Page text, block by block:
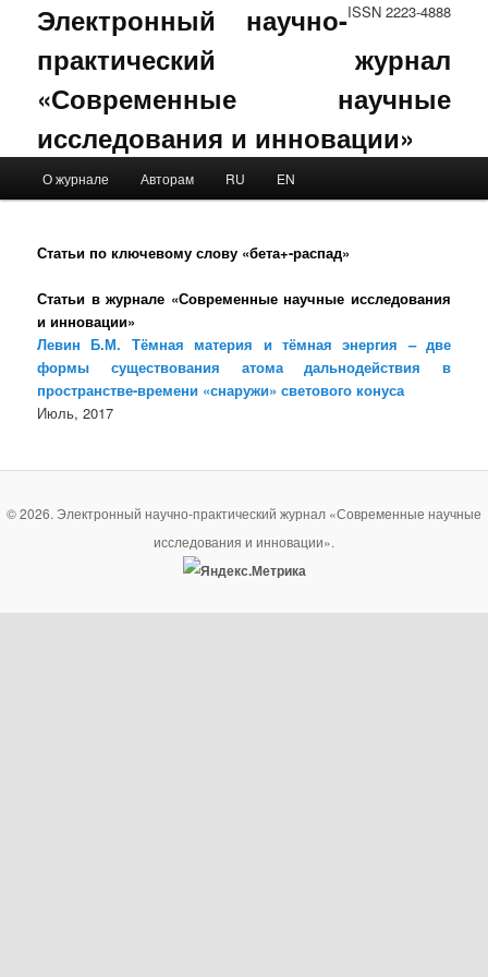
ISSN 2223-4888
Электронный научно-
практический журнал
«Современные научные
исследования и инновации»
Skip to primary content
Skip to secondary content
О журнале Авторам RU EN
Статьи по ключевому слову «бета+-распад»
Статьи в журнале «Современные научные исследования
и инновации»
Левин Б.М. Тёмная материя и тёмная энергия – две
формы существования атома дальнодействия в
пространстве-времени «снаружи» светового конуса
Июль, 2017
© 2026. Электронный научно-практический журнал «Современные научные
исследования и инновации».